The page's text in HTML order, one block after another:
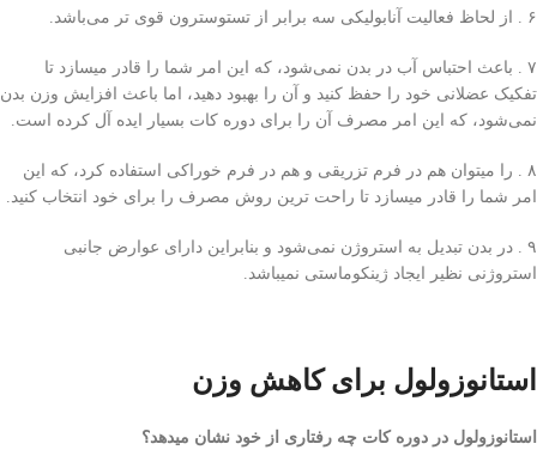
۶ . از لحاظ فعالیت آنابولیکی سه برابر از تستوسترون قوی تر می‌باشد.
۷ . باعث احتباس آب در بدن نمی‌شود، که این امر شما را قادر میسازد تا
تفکیک عضلانی خود را حفظ کنید و آن را بهبود دهید، اما باعث افزایش وزن بدن
نمی‌شود، که این امر مصرف آن را برای دوره کات بسیار ایده آل کرده است.
۸ . را میتوان هم در فرم تزریقی و هم در فرم خوراکی استفاده کرد، که این
امر شما را قادر میسازد تا راحت‌ ترین روش مصرف را برای خود انتخاب کنید.
۹ . در بدن تبدیل به استروژن نمی‌شود و بنابراین دارای عوارض جانبی
استروژنی نظیر ایجاد ژینکوماستی نمیباشد.
استانوزولول برای کاهش وزن
استانوزولول در دوره کات چه رفتاری از خود نشان میدهد؟